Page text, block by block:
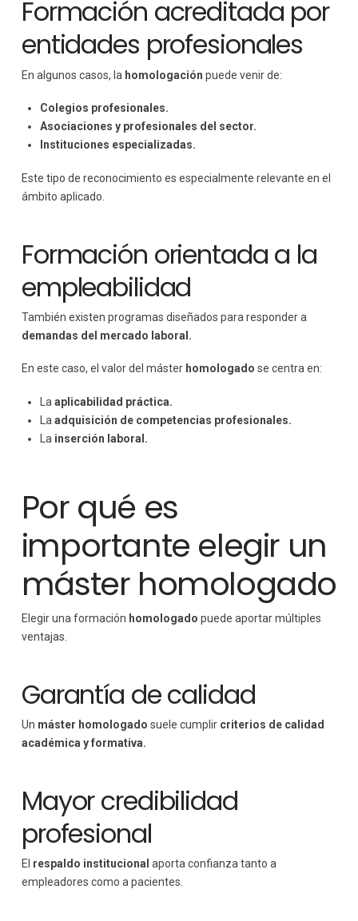
Formación acreditada por
entidades profesionales
En algunos casos, la homologación puede venir de:
Colegios profesionales.
Asociaciones y profesionales del sector.
Instituciones especializadas.
Este tipo de reconocimiento es especialmente relevante en el
ámbito aplicado.
Formación orientada a la
empleabilidad
También existen programas diseñados para responder a
demandas del mercado laboral.
En este caso, el valor del máster homologado se centra en:
Laaplicabilidad práctica.
Laadquisición de competencias profesionales.
La inserción laboral.
Por qué es
importante elegir un
máster homologado
Elegir una formación homologado puede aportar múltiples
ventajas.
Garantía de calidad
Un máster homologado suele cumplir criterios de calidad
académica y formativa.
Mayor credibilidad
profesional
El respaldo institucional aporta confianza tanto a
empleadores como a pacientes.